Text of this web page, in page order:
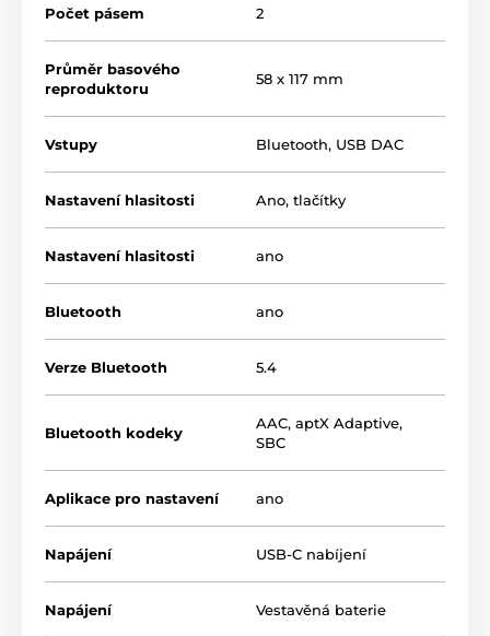
Počet pásem 2
Průměr basového
reproduktoru
58 x 117 mm
Vstupy Bluetooth, USB DAC
Nastavení hlasitosti Ano, tlačítky
Nastavení hlasitosti ano
Bluetooth ano
Verze Bluetooth 5.4
Bluetooth kodeky
AAC, aptX Adaptive,
SBC
Aplikace pro nastavení ano
Napájení USB-C nabíjení
Napájení Vestavěná baterie